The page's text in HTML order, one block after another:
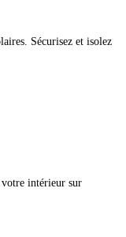
Sécurisez et isolez
votre intérieur sur